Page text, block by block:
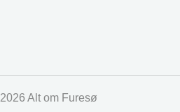
Alt om Furesø